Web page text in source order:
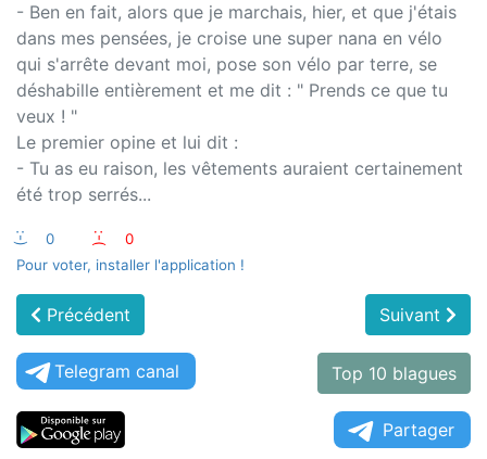
- Ben en fait, alors que je marchais, hier, et que j'étais
dans mes pensées, je croise une super nana en vélo
qui s'arrête devant moi, pose son vélo par terre, se
déshabille entièrement et me dit : " Prends ce que tu
veux ! "
Le premier opine et lui dit :
- Tu as eu raison, les vêtements auraient certainement
été trop serrés...
:-) 0 :-(
0
Pour voter, installer l'application !
Précédent Suivant
Telegram canal Top 10 blagues
Partager